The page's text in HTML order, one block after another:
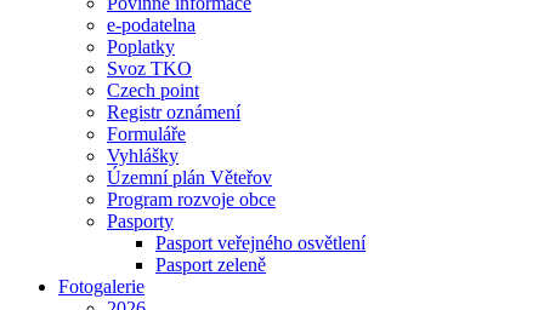
e-podatelna
Poplatky
Svoz TKO
Czech point
Registr oznámení
Formuláře
Vyhlášky
Územní plán Věteřov
Program rozvoje obce
Pasporty
Pasport veřejného osvětlení
Pasport zeleně
Fotogalerie